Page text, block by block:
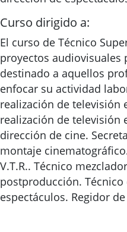
Curso dirigido a:
El curso de Técnico
proyectos audiovisuales
destinado a aquellos
enfocar su actividad
realización de televisión
realización de televisión
dirección de cine.
montaje
V.T.R.. Técnico
postproducción.
espectáculos. Regidor